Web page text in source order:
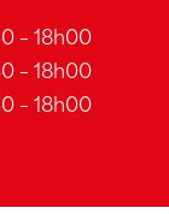
– 18h00
– 18h00
– 18h00